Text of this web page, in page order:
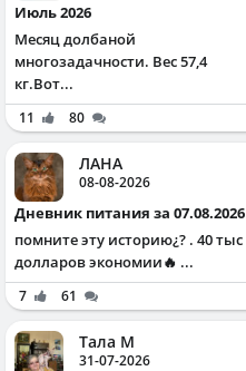
Июль 2026
Месяц долбаной
многозадачности. Вес 57,4
кг.Вот...
11 80
ЛАНА
08-08-2026
Дневник питания за 07.08.2026
помните эту историю¿? . 40 тыс
долларов экономии🔥 ...
7 61
Тала М
31-07-2026